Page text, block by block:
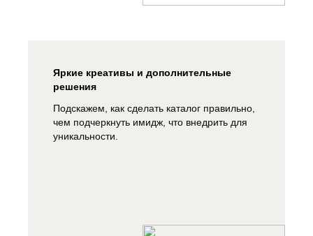
Яркие креативы и дополнительные
решения
Подскажем, как сделать каталог правильно,
чем подчеркнуть имидж, что внедрить для
уникальности.